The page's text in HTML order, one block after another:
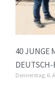
40 JUNGE
Donnerstag, 6.